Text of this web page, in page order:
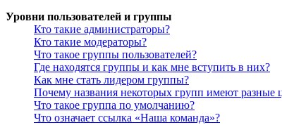
Уровни пользователей и группы
Кто такие администраторы?
Кто такие модераторы?
Что такое группы пользователей?
Где находятся группы и как мне вступить в них?
Как мне стать лидером группы?
Почему названия некоторых групп имеют разные
Что такое группа по умолчанию?
Что означает ссылка «Наша команда»?